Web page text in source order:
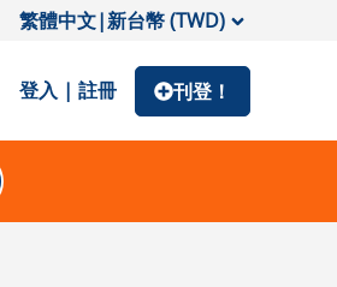
繁體中文|新台幣 (TWD)
登入 | 註冊 刊登！